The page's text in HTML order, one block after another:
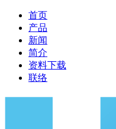
首页
产品
新闻
简介
资料下载
联络